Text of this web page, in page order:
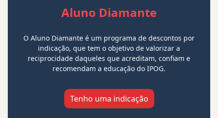
Aluno Diamante
O Aluno Diamante é um programa de descontos por
indicação, que tem o objetivo de valorizar a
reciprocidade daqueles que acreditam, confiam e
recomendam a educação do IPOG.
Tenho uma indicação